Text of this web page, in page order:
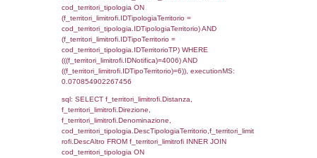
(((f_confini.IDNotifica)=4006));,
0.00097513198852539
sql: SELECT
SEPARATOR '; ') AS DescAltro,
f_territori_limitrofi INNER JOIN
(f_territori_limitrofi.IDTipologiaTerritorio =
cod_territori_tipologia.IDTipologiaTerritorio
f_territori_limitrofi.IDTipoTerritorio =